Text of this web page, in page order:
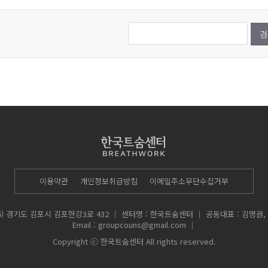
이용약관 개인정보취급방침 이메일주소무단수집거부
경기도 김포시 김포한강3로 432 ｜ 센터명 : 한국트숨센터 ｜ 공동대표 : 김명권,
Email : groupcouns@gmail.com ｜
Copyright ⓒ 한국트숨센터 All rights reserved.